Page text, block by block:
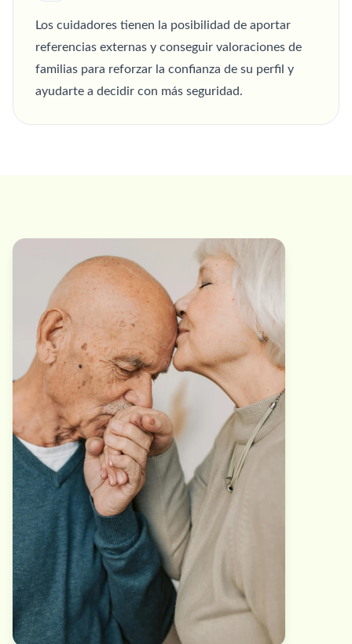
Los cuidadores tienen la posibilidad de aportar
referencias externas y conseguir valoraciones de
familias para reforzar la confianza de su perfil y
ayudarte a decidir con más seguridad.